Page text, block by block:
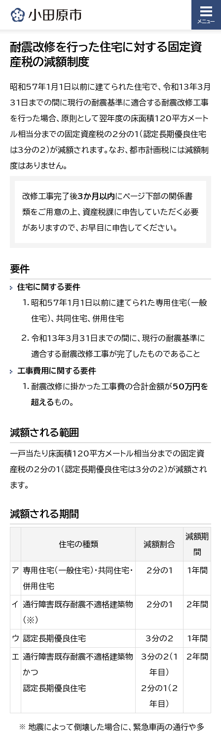
メニュー
耐震改修を行った住宅に対する固定資
産税の減額制度
昭和57年1月1日以前に建てられた住宅で、令和13年3月
31日までの間に現行の耐震基準に適合する耐震改修工事
を行った場合、 原則として翌年度の床面積120平方メート
ル相当分までの固定資産税の2分の1（認定長期優良住宅
は3分の2）が減額されます。なお、都市計画税には減額制
度はありません。
改修工事完了後3か月以内にページ下部の関係書
類をご用意の上、資産税課に申告していただく必要
がありますので、お早目に申告してください。
要件
住宅に関する要件
昭和57年1月1日以前に建てられた専用住宅（一般
住宅）、共同住宅、併用住宅
令和13年3月31日までの間に、現行の耐震基準に
適合する耐震改修工事が完了したものであること
工事費用に関する要件
耐震改修に掛かった工事費の合計金額が50万円を
超えるもの。
減額される範囲
一戸当たり床面積120平方メートル相当分までの固定資
産税の2分の1（認定長期優良住宅は3分の2）が減額され
ます。
減額される期間
住宅の種類 減額割合
減額期
間
ア 専用住宅（一般住宅）・共同住宅・
併用住宅
2分の1 1年間
イ
通行障害既存耐震不適格建築物
（※）
2分の1 2年間
ウ 認定長期優良住宅 3分の2 1年間
エ 通行障害既存耐震不適格建築物
かつ
認定長期優良住宅
3分の2（1
年目）
2分の1（2
年目）
2年間
※ 地震によって倒壊した場合に、緊急車両の通行や多